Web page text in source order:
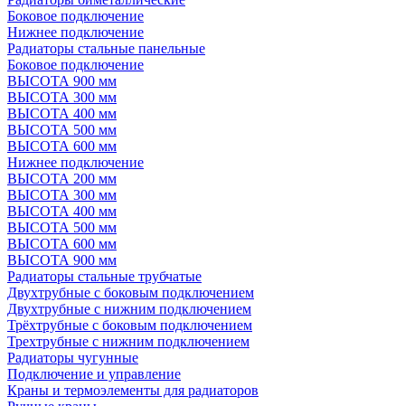
Боковое подключение
Нижнее подключение
Радиаторы стальные панельные
Боковое подключение
ВЫСОТА 900 мм
ВЫСОТА 300 мм
ВЫСОТА 400 мм
ВЫСОТА 500 мм
ВЫСОТА 600 мм
Нижнее подключение
ВЫСОТА 200 мм
ВЫСОТА 300 мм
ВЫСОТА 400 мм
ВЫСОТА 500 мм
ВЫСОТА 600 мм
ВЫСОТА 900 мм
Радиаторы стальные трубчатые
Двухтрубные с боковым подключением
Двухтрубные с нижним подключением
Трёхтрубные с боковым подключением
Трехтрубные с нижним подключением
Радиаторы чугунные
Подключение и управление
Краны и термоэлементы для радиаторов